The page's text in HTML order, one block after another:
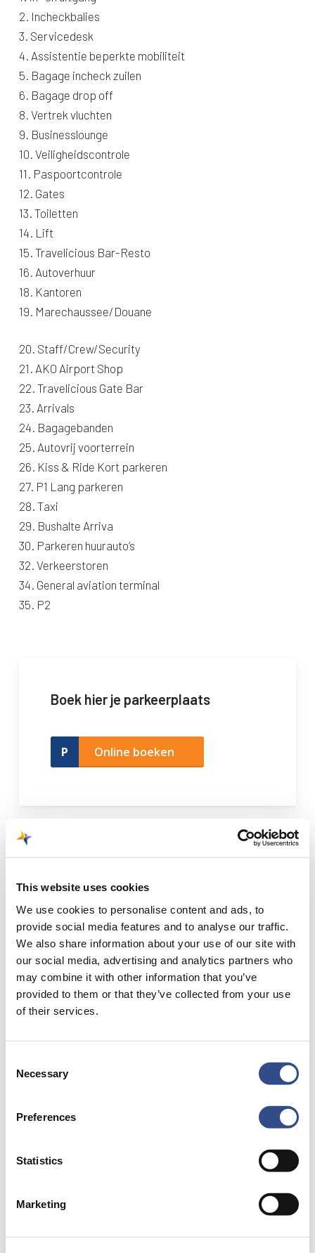
This website uses cookies
We use cookies to personalise content and ads, to
provide social media features and to analyse our traffic.
We also share information about your use of our site with
our social media, advertising and analytics partners who
may combine it with other information that you’ve
provided to them or that they’ve collected from your use
of their services.
Selection
Necessary
Preferences
Statistics
Marketing
2. Incheckbalies
3. Servicedesk
4. Assistentie beperkte mobiliteit
5. Bagage incheck zuilen
6. Bagage drop off
8. Vertrek vluchten
9. Businesslounge
10. Veiligheidscontrole
11. Paspoortcontrole
12. Gates
13. Toiletten
14. Lift
15. Travelicious Bar-Resto
16. Autoverhuur
18. Kantoren
19. Marechaussee/Douane
20. Staff/Crew/Security
21. AKO Airport Shop
22. Travelicious Gate Bar
23. Arrivals
24. Bagagebanden
25. Autovrij voorterrein
26. Kiss & Ride Kort parkeren
27. P1 Lang parkeren
28. Taxi
29. Bushalte Arriva
30. Parkeren huurauto’s
32. Verkeerstoren
34. General aviation terminal
35. P2
Boek hier je parkeerplaats
Online boeken
voorbereiding. Wat neem je mee op vakantie?
zetten we hier voor je op een rij. Lekker